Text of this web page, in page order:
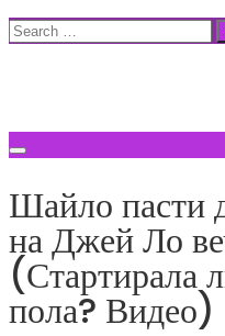
Skip
Search
Шайло пасти
на Джей Ло
(Стартирала
пола? Видео)